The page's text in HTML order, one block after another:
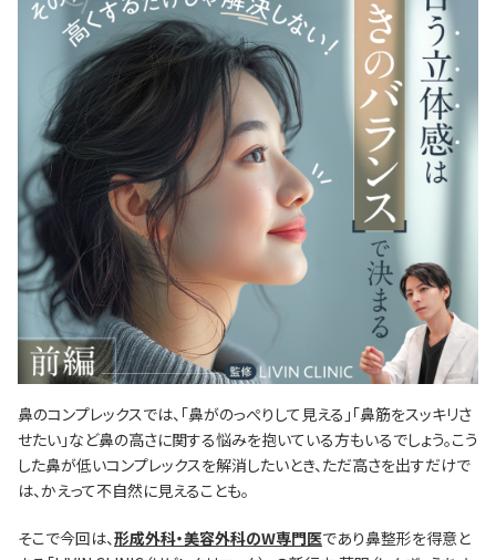
鼻のコンプレックスでは、「鼻がのっぺりして見える」「鼻筋をスッキリさ
せたい」など鼻の高さに関する悩みを抱いている方もいるでしょう。こう
した鼻が低いコンプレックスを解消したいとき、ただ高さを出すだけで
は、かえって不自然に見えることも。
そこで今回は、形成外科・美容外科のW専門医であり鼻整形を得意と